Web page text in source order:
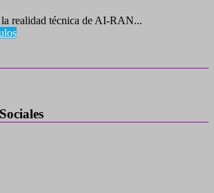
realidad técnica de AI-RAN...